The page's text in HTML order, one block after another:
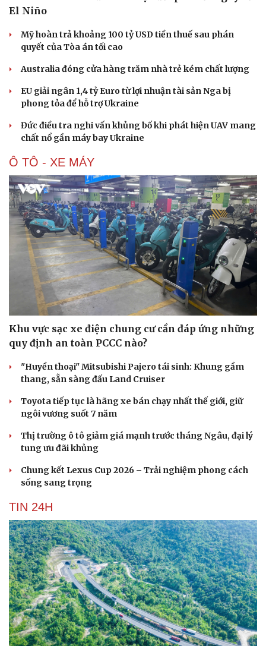
Du lịch
Tư vấn
Săn Tour
check-in
Podcast
Đọc truyện đêm khuya
Cửa sổ tình yêu
Hạt giống tâm hồn
El Niño
Mỹ hoàn trả khoảng 100 tỷ USD tiền thuế sau phán
quyết của Tòa án tối cao
Australia đóng cửa hàng trăm nhà trẻ kém chất lượng
EU giải ngân 1,4 tỷ Euro từ lợi nhuận tài sản Nga bị
phong tỏa để hỗ trợ Ukraine
Đức điều tra nghi vấn khủng bố khi phát hiện UAV mang
chất nổ gần máy bay Ukraine
Ô TÔ - XE MÁY
Khu vực sạc xe điện chung cư cần đáp ứng những
quy định an toàn PCCC nào?
"Huyền thoại" Mitsubishi Pajero tái sinh: Khung gầm
thang, sẵn sàng đấu Land Cruiser
Toyota tiếp tục là hãng xe bán chạy nhất thế giới, giữ
ngôi vương suốt 7 năm
Thị trường ô tô giảm giá mạnh trước tháng Ngâu, đại lý
tung ưu đãi khủng
Chung kết Lexus Cup 2026 – Trải nghiệm phong cách
sống sang trọng
TIN 24H